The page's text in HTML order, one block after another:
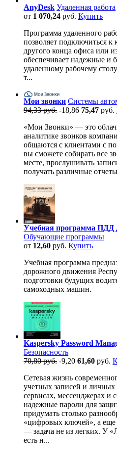
AnyDesk Удаленная работа
от 1 070,24 руб. Купить
Программа удаленного
позволяет подключиться к
другого конца офиса или
обеспечивает надежные и
удаленному рабочему
т...
Мои звонки Системы
94,33 руб. -18,86 75,47 руб.
«Мои Звонки» — это
аналитике звонков
общаются с клиентами с
вы сможете собирать все
месте, прослушивать
получать различные
Учебная программа ПДД
Обучающие программы
от 12,60 руб. Купить
Учебная программа
дорожного движения
подготовки будущих
самоходных машин.
Kaspersky Password
Безопасность
70,80 руб. -9,20 61,60 руб.
Сетевая жизнь
учетных записей и
сервисах, мессенджерах и
надежные пароли для
придумать столько
«цифровых ключей», а
— задача не из легких. У
есть н...